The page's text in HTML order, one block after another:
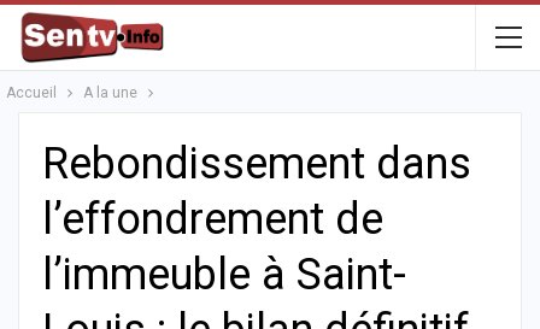
Accueil A la une
Rebondissement dans
l’effondrement de
l’immeuble à Saint-